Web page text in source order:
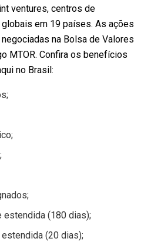
ventures, centros de
em 19 países. As ações
na Bolsa de Valores
MTOR. Confira os benefícios
no Brasil:
estendida (180 dias);
(20 dias);